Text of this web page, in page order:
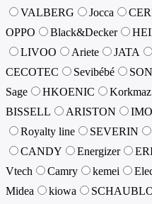
VALBERG
Jocca
OPPO
Black&Decker
LIVOO
Ariete JATA
CECOTEC
Sevibébé
Sage
HKOENIC Korkmaz
BISSELL
ARISTON
Royalty line
SEVERIN
CANDY
Energizer
Vtech
Camry kemei
Midea
kiowa